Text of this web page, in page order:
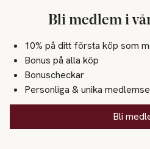
Bli medlem i
10% på ditt första köp som
Bonus på alla köp
Bonuscheckar
Personliga & unika
Bli